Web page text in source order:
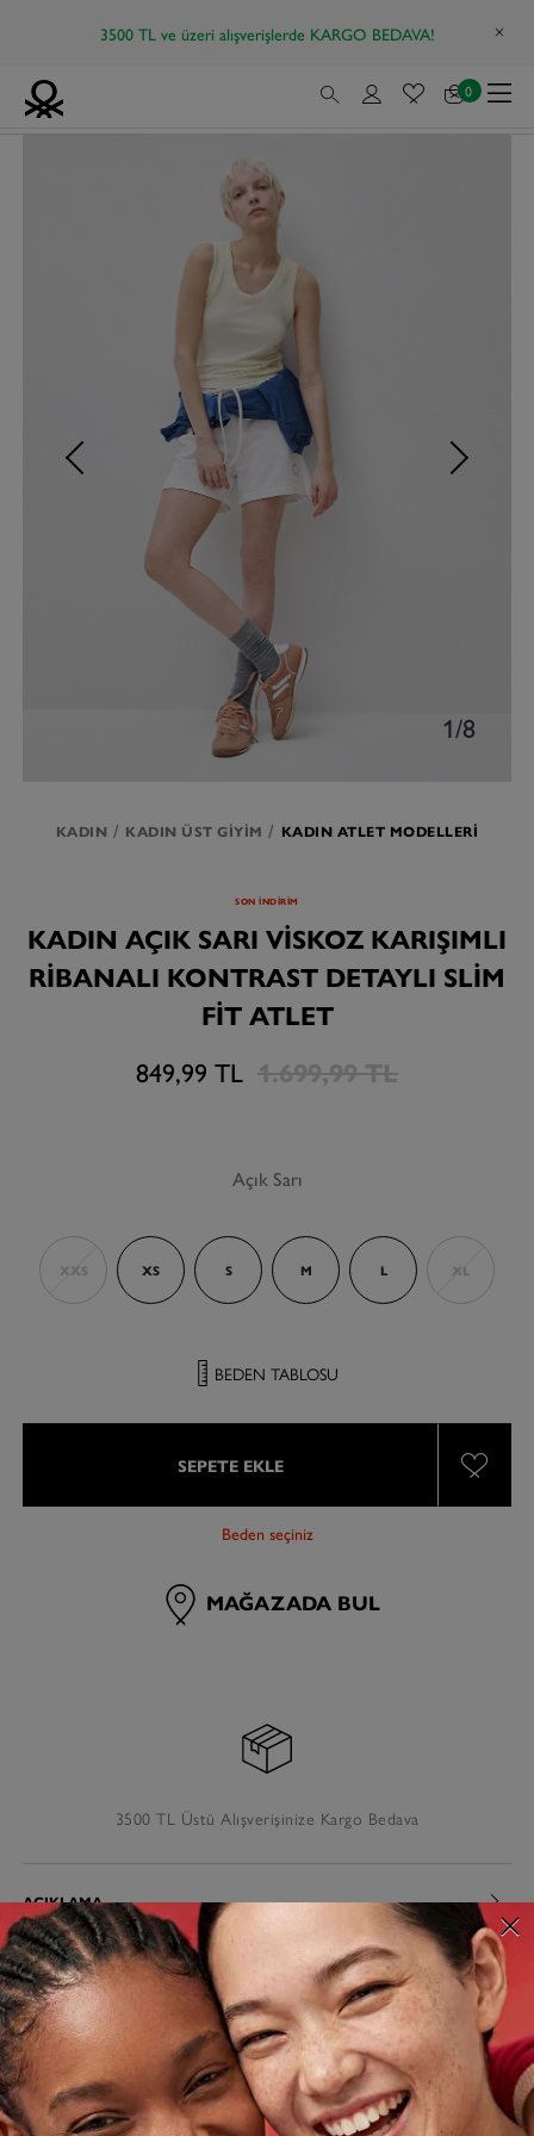
3500 TL ve üzeri alışverişlerde KARGO BEDAVA!
0
1/8
KADIN KADIN ÜST GIYIM KADIN ATLET MODELLERI
SON İNDİRİM
KADIN AÇIK SARI VISKOZ KARIŞIMLI
RIBANALI KONTRAST DETAYLI SLIM
FIT ATLET
849,99 TL 1.699,99 TL
Açık Sarı
XXS XS S M L XL
BEDEN TABLOSU
SEPETE EKLE
Beden seçiniz
MAĞAZADA BUL
3500 TL Üstü Alışverişinize Kargo Bedava
AÇIKLAMA
TESLIMAT VE İADE
MÜŞTERI HIZMETLERI